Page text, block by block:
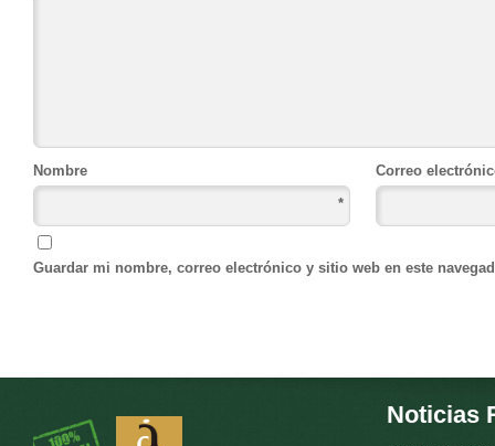
Nombre
*
Correo
Guardar mi nombre, correo electrónico y sitio web en este
Noticias